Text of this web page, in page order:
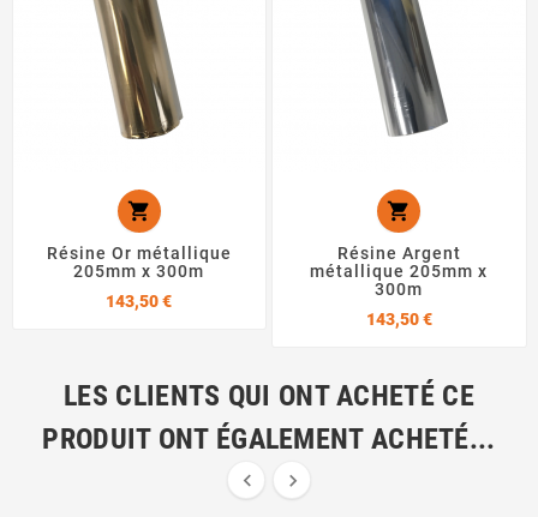

Résine Or métallique
205mm x 300m
143,50 €Prix

Résine Argent
métallique 205mm x
300m
143,50 €Prix
LES CLIENTS QUI ONT ACHETÉ CE
PRODUIT ONT ÉGALEMENT ACHETÉ...
 